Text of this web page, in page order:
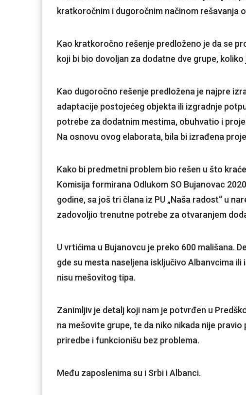
kratkoročnim i dugoročnim načinom rešavanja
Kao kratkoročno rešenje predloženo je da se
koji bi bio dovolјan za dodatne dve grupe,
Kao dugoročno rešenje predložena je najpre
adaptacije postojećeg objekta ili izgradnje
potrebe za dodatnim mestima, obuhvatio i
Na osnovu ovog elaborata, bila bi izrađena
Kako bi predmetni problem bio rešen u što
Komisija formirana Odlukom SO Bujanovac
godine, sa još tri člana iz PU „Naša radost“ u
zadovolјio trenutne potrebe za otvaranjem
U vrtićima u Bujanovcu je preko 600 mališana.
gde su mesta naseljena isključivo Albanvcima
nisu mešovitog tipa.
Zanimljiv je detalj koji nam je potvrđen u
na mešovite grupe, te da niko nikada nije
priredbe i funkcionišu bez problema.
Među zaposlenima su i Srbi i Albanci.